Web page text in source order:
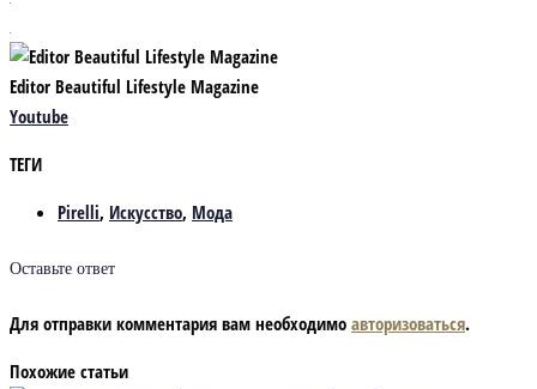
Editor Beautiful Lifestyle Magazine
Youtube
ТЕГИ
Pirelli, Искусство, Мода
Оставьте ответ
Для отправки комментария вам необходимо авторизоваться.
Похожие статьи